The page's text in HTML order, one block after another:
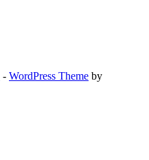
- WordPress Theme by